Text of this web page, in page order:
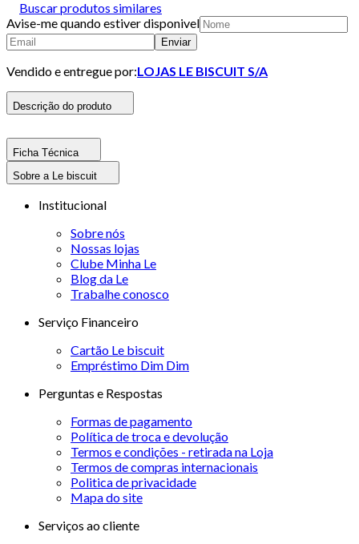
Buscar produtos similares
Avise-me quando estiver disponivel
Enviar
Vendido e entregue por:LOJAS LE BISCUIT S/A
Descrição do produto
Ficha Técnica
Sobre a Le biscuit
Institucional
Sobre nós
Nossas lojas
Clube Minha Le
Blog da Le
Trabalhe conosco
Serviço Financeiro
Cartão Le biscuit
Empréstimo Dim Dim
Perguntas e Respostas
Formas de pagamento
Política de troca e devolução
Termos e condições - retirada na Loja
Termos de compras internacionais
Politica de privacidade
Mapa do site
Serviços ao cliente